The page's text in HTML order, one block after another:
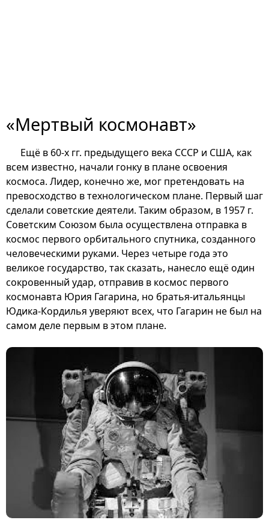
«Мертвый космонавт»
Ещё в 60-х гг. предыдущего века СССР и США, как
всем известно, начали гонку в плане освоения
космоса. Лидер, конечно же, мог претендовать на
превосходство в технологическом плане. Первый шаг
сделали советские деятели. Таким образом, в 1957 г.
Советским Союзом была осуществлена отправка в
космос первого орбитального спутника, созданного
человеческими руками. Через четыре года это
великое государство, так сказать, нанесло ещё один
сокровенный удар, отправив в космос первого
космонавта Юрия Гагарина, но братья-итальянцы
Юдика-Кордилья уверяют всех, что Гагарин не был на
самом деле первым в этом плане.